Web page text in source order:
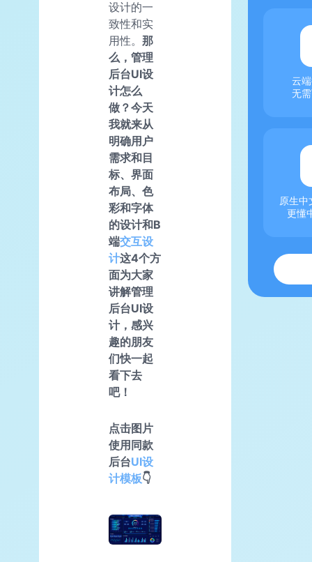
设计的一
致性和实
用性。 那
么，管理
后台UI设
计怎么
做？今天
我就来从
明确用户
需求和目
标、界面
布局、色
彩和字体
的设计和B
端交互设
计这4个方
面为大家
讲解管理
后台UI设
计，感兴
趣的朋友
们快一起
看下去
吧！
点击图片
使用同款
后台UI设
计模板👇
云
无
原生中
更懂